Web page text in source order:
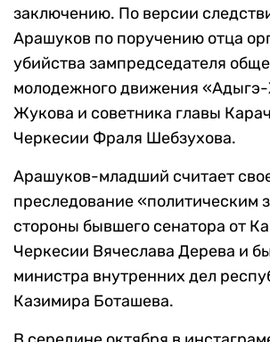
заключению. По версии
Арашуков по поручению отца
убийства зампредседателя
молодежного движения
Жукова и советника главы
Черкесии Фраля Шебзухова.
Арашуков-младший считает
преследование «политическим
стороны бывшего сенатора от
Черкесии Вячеслава Дерева и
министра внутренних дел
Казимира Боташева.